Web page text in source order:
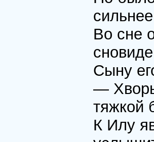
Во сне
Сыну
—
тяжкой
К Илу